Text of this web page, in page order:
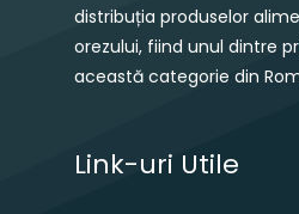
distribuția produselor
orezului, fiind unul dintre
această categorie din
Link-uri Utile